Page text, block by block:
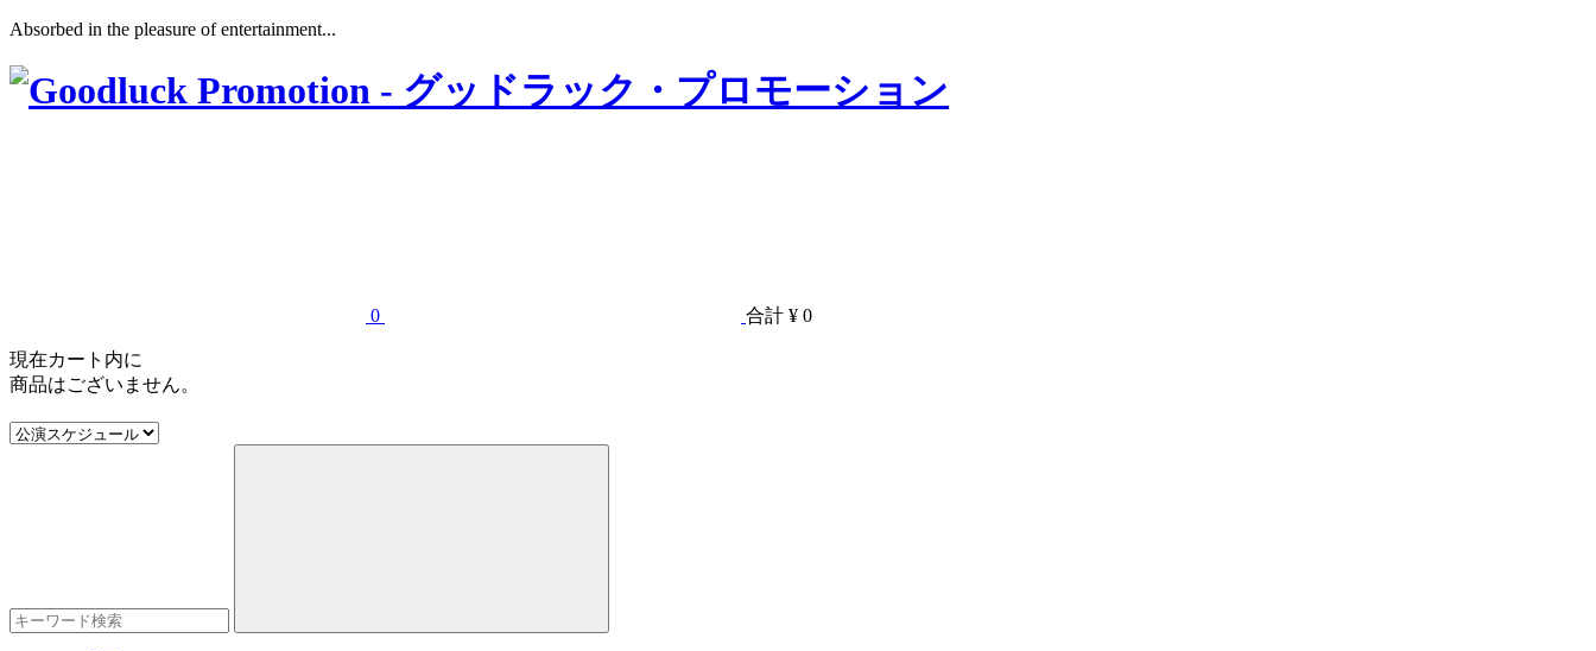
Absorbed in the pleasure of entertainment...
0 合計 ¥ 0
現在カート内に
商品はございません。